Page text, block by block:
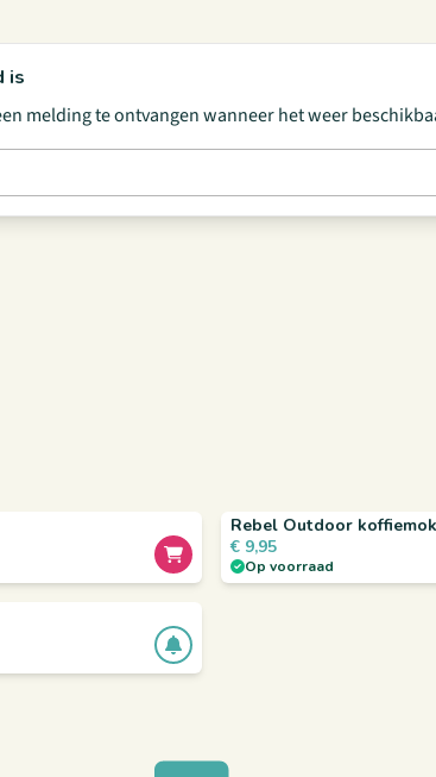
is
melding te ontvangen wanneer het weer
Rebel Outdoor
Op voorraad
€ 9,95